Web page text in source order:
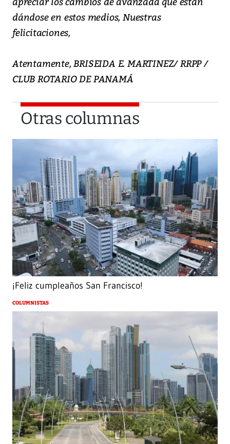
dándose en estos medios, Nuestras
felicitaciones,
Atentamente, BRISEIDA E. MARTINEZ/ RRPP /
CLUB ROTARIO DE PANAMÁ
Otras columnas
¡Feliz cumpleaños San Francisco!
COLUMNISTAS